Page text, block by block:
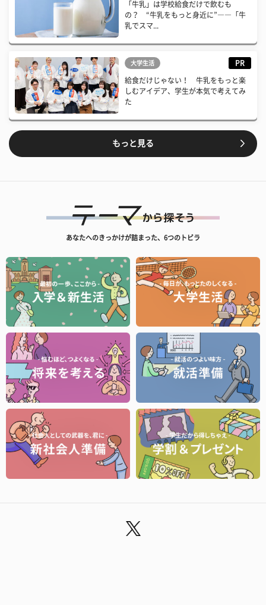
「牛乳」は学校給食だけで飲むも
の？ “牛乳をもっと身近に”――「牛
乳でスマ...
大学生活 PR
給食だけじゃない！ 牛乳をもっと楽
しむアイデア、学生が本気で考えてみ
た
もっと見る
あなたへのきっかけが詰まった、6つのトビラ